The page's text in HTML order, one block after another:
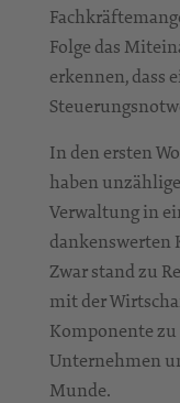
Folge das
erkennen, dass
In den ersten
haben
Verwaltung in
dankenswerten
Zwar stand zu
mit der
Komponente
Unternehmen
Munde.